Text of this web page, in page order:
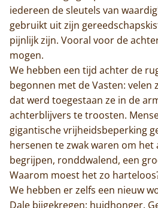
iedereen de sleutels van
gebruikt uit zijn
pijnlijk zijn. Vooral voor de
mogen.
We hebben een tijd achter de
begonnen met de Vasten: velen
dat werd toegestaan ze in de
achterblijvers te troosten.
gigantische vrijheidsbeperking
hersenen te zwak waren om het
begrijpen, ronddwalend, een
Waarom moest het zo
We hebben er zelfs een nieuw
Dale bijgekregen: huidhonger.